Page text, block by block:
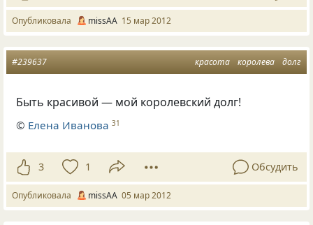
Опубликовала missAA 15 мар 2012
красота королева долг
#239637
Быть красивой — мой королевский долг!
© Елена Иванова 31
3 1 Обсудить
Опубликовала missAA 05 мар 2012